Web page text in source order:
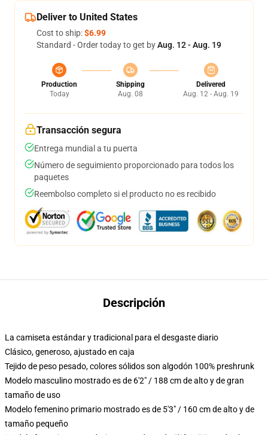
Deliver to United States
Cost to ship:$6.99
Standard - Order today to get byAug. 12 - Aug. 19
Production
Today
Shipping
Aug. 08
Delivered
Aug. 12 - Aug. 19
Transacción segura
Entrega mundial a tu puerta
Número de seguimiento proporcionado para todos los
paquetes
Reembolso completo si el producto no es recibido
Descripción
La camiseta estándar y tradicional para el desgaste diario
Clásico, generoso, ajustado en caja
Tejido de peso pesado, colores sólidos son algodón 100% preshrunk
Modelo masculino mostrado es de 6'2" / 188 cm de alto y de gran
tamaño de uso
Modelo femenino primario mostrado es de 5'3" / 160 cm de alto y de
tamaño pequeño